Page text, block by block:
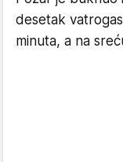
desetak
minuta, a na